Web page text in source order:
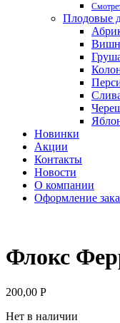
Плодовые
Новинки
Акции
Контакты
Новости
О компании
Оформление
Флокс
200,00 Р
Нет в наличии